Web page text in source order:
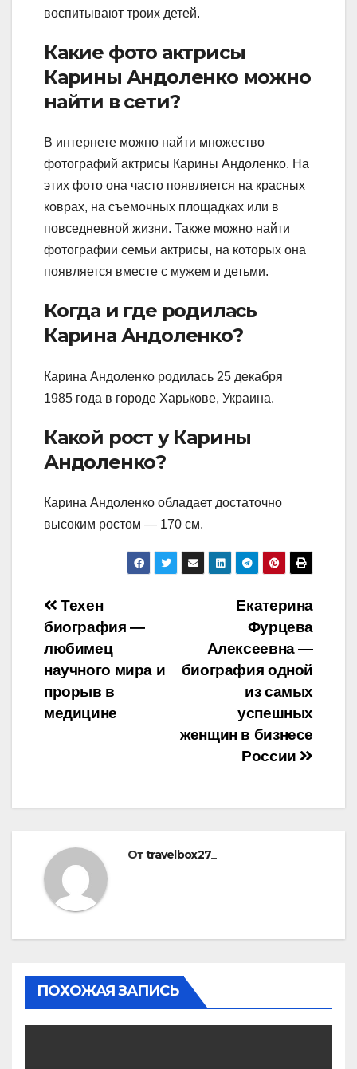
воспитывают троих детей.
Какие фото актрисы
Карины Андоленко можно
найти в сети?
В интернете можно найти множество
фотографий актрисы Карины Андоленко. На
этих фото она часто появляется на красных
коврах, на съемочных площадках или в
повседневной жизни. Также можно найти
фотографии семьи актрисы, на которых она
появляется вместе с мужем и детьми.
Когда и где родилась
Карина Андоленко?
Карина Андоленко родилась 25 декабря
1985 года в городе Харькове, Украина.
Какой рост у Карины
Андоленко?
Карина Андоленко обладает достаточно
высоким ростом — 170 см.
Навигация
по
записям
Екатерина
Фурцева
Алексеевна —
биография одной
из самых
успешных
женщин в бизнесе
России
Техен
биография —
любимец
научного мира и
прорыв в
медицине
Отtravelbox27_
ПОХОЖАЯ ЗАПИСЬ